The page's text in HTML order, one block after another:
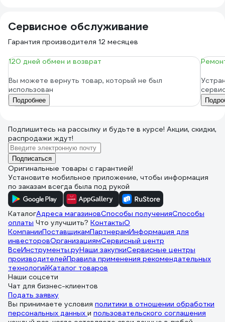
Сервисное обслуживание
Гарантия производителя 12 месяцев
120 дней обмен и возврат
Вы можете вернуть товар, который не был
использован
Подробнее
Подпишитесь на рассылку и будьте в курсе! Акции, скидки,
распродажи ждут!
Подписаться
Оригинальные товары с гарантией!
Установите мобильное приложение, чтобы информация
по заказам всегда была под рукой
КаталогАдреса магазиновСпособы полученияСпособы
оплаты Что улучшить? КонтактыО
КомпанииПоставщикамПартнерамИнформация для
инвесторовОрганизациямСервисный центр
ВсеИнструменты.руНаши закупкиСервисные центры
производителейПравила применения рекомендательных
технологийКаталог товаров
Наши соцсети
Чат для бизнес-клиентов
Подать заявку
Вы принимаете условия политики в отношении обработки
персональных данных и пользовательского соглашения